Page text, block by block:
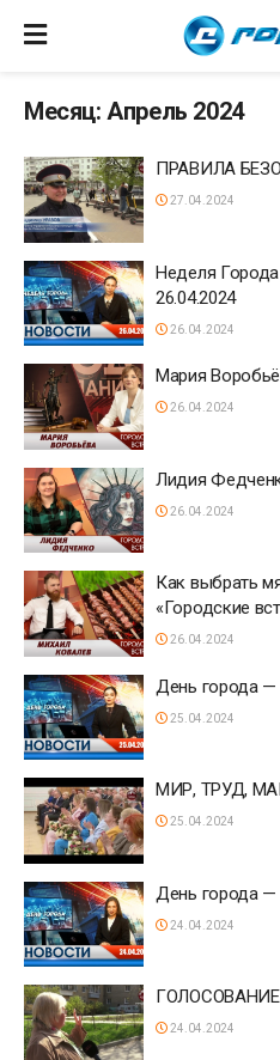
Месяц: Апрель 2024
ПРАВИЛА
27.04.2024
Неделя
26.04.2024
26.04.2024
Мария
26.04.2024
Лидия
26.04.2024
Как выбрать
«Городские
26.04.2024
День города —
25.04.2024
МИР, ТРУД,
25.04.2024
День города —
24.04.2024
ГОЛОСОВАНИЕ
24.04.2024